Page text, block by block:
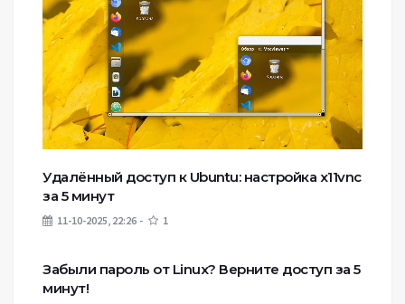
Удалённый доступ к Ubuntu: настройка x11vnc
за 5 минут
11-10-2025, 22:26 1
Забыли пароль от Linux? Верните доступ за 5
минут!